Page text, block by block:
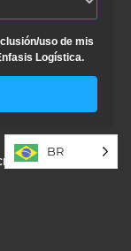
uso de mis
Logística.
RESERVADOS
BR